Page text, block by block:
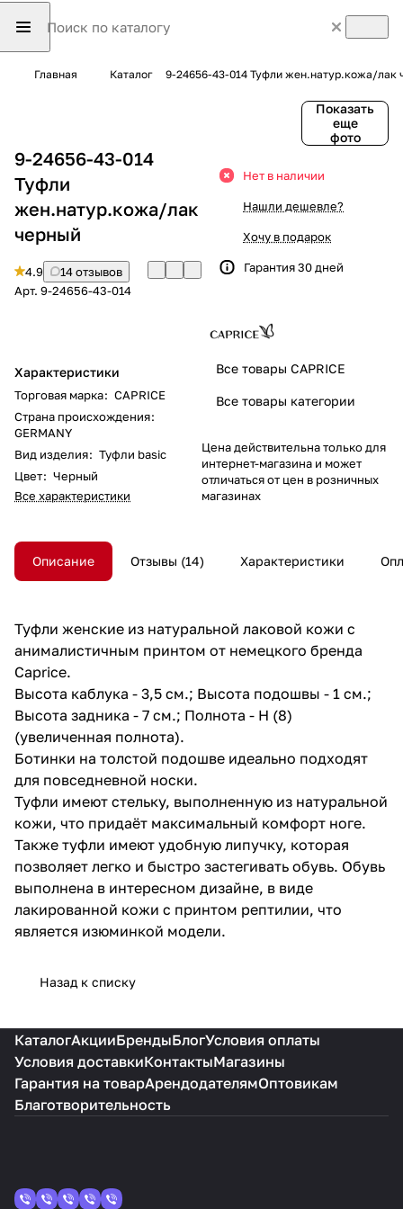
Главная Каталог 9-24656-43-014 Туфли жен.натур.кожа/лак
Показать
еще
фото
9-24656-43-014
Туфли
жен.натур.кожа/лак
черный
4.9
14 отзывов
Арт. 9-24656-43-014
Характеристики
Торговая марка: CAPRICE
Страна происхождения:
GERMANY
Вид изделия: Туфли basic
Цвет: Черный
Все характеристики
Нет в наличии
Нашли дешевле?
Хочу в подарок
Гарантия 30 дней
Все товары CAPRICE
Все товары категории
Цена действительна только для
интернет-магазина и может
отличаться от цен в розничных
магазинах
Описание Отзывы 14 Характеристики
Туфли женские из натуральной лаковой кожи с
анималистичным принтом от немецкого бренда
Caprice.
Высота каблука - 3,5 см.; Высота подошвы - 1 см.;
Высота задника - 7 см.; Полнота - H (8)
(увеличенная полнота).
Ботинки на толстой подошве идеально подходят
для повседневной носки.
Туфли имеют стельку, выполненную из натуральной
кожи, что придаёт максимальный комфорт ноге.
Также туфли имеют удобную липучку, которая
позволяет легко и быстро застегивать обувь. Обувь
выполнена в интересном дизайне, в виде
лакированной кожи с принтом рептилии, что
является изюминкой модели.
Назад к списку
КаталогАкцииБрендыБлогУсловия оплаты
Условия доставкиКонтактыМагазины
Гарантия на товарАрендодателямОптовикам
Благотворительность